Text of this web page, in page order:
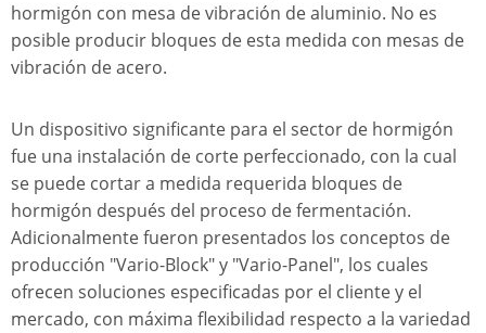
hormigón con mesa de vibración de aluminio. No es
posible producir bloques de esta medida con mesas de
vibración de acero.
Un dispositivo significante para el sector de hormigón
fue una instalación de corte perfeccionado, con la cual
se puede cortar a medida requerida bloques de
hormigón después del proceso de fermentación.
Adicionalmente fueron presentados los conceptos de
producción "Vario-Block" y "Vario-Panel", los cuales
ofrecen soluciones especificadas por el cliente y el
mercado, con máxima flexibilidad respecto a la variedad